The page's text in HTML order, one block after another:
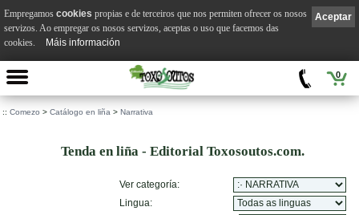
0
:: Comezo > Catálogo en liña > Narrativa
Tenda en liña - Editorial Toxosoutos.com.
Ver categoría:
Lingua:
Aceptar
Empregamos cookies propias e de terceiros que nos permiten ofrecer os nosos
servizos. Ao empregar os nosos servizos, aceptas o uso que facemos das
cookies.
Máis información